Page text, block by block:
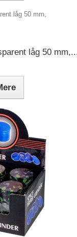
låg 50